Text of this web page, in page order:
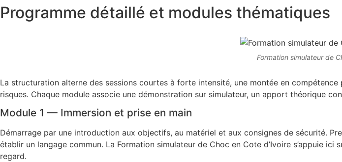
Programme détaillé et modules thématiques
Formation simulateur de
La structuration alterne des sessions courtes à forte intensité, une montée en
risques. Chaque module associe une démonstration sur simulateur, un apport théorique
Module 1 — Immersion et prise en main
Démarrage par une introduction aux objectifs, au matériel et aux consignes de sécurité.
établir un langage commun. La Formation simulateur de Choc en Cote d’Ivoire s’appuie
regard.